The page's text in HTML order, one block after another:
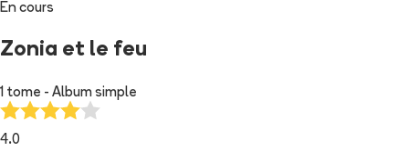
En cours
Zonia et le feu
1 tome - Album simple
4.0